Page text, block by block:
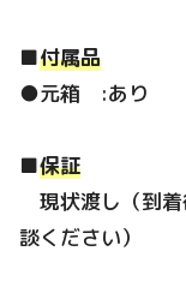
■付属品
●元箱 :あり
■保証
現状渡し（到
談ください）